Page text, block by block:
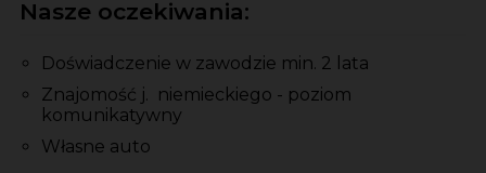
Nasze oczekiwania:
Doświadczenie w zawodzie min. 2 lata
Znajomość j. niemieckiego - poziom
komunikatywny
Własne auto